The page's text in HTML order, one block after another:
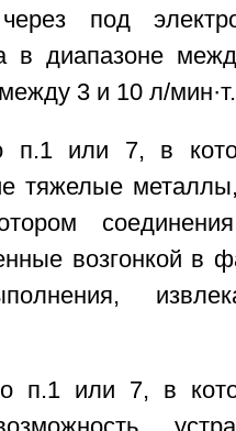
под
в диапазоне
3 и 10 л/мин·т.
п.1 или 7, в
тяжелые
возгонкой в
п.1 или 7, в